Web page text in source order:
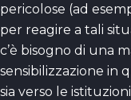
pericolose (ad
per reagire a tali
c’è bisogno di una
sensibilizzazione in
sia verso le